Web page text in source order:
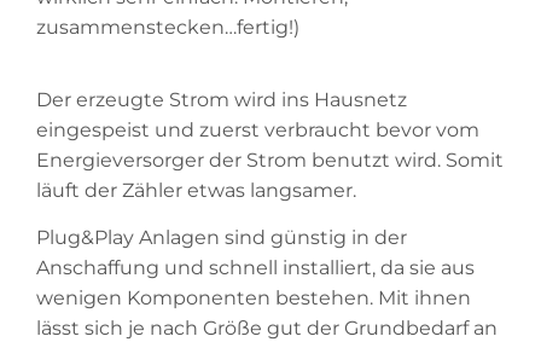
zusammenstecken…fertig!)
Der erzeugte Strom wird ins Hausnetz
eingespeist und zuerst verbraucht bevor vom
Energieversorger der Strom benutzt wird. Somit
läuft der Zähler etwas langsamer.
Plug&Play Anlagen sind günstig in der
Anschaffung und schnell installiert, da sie aus
wenigen Komponenten bestehen. Mit ihnen
lässt sich je nach Größe gut der Grundbedarf an